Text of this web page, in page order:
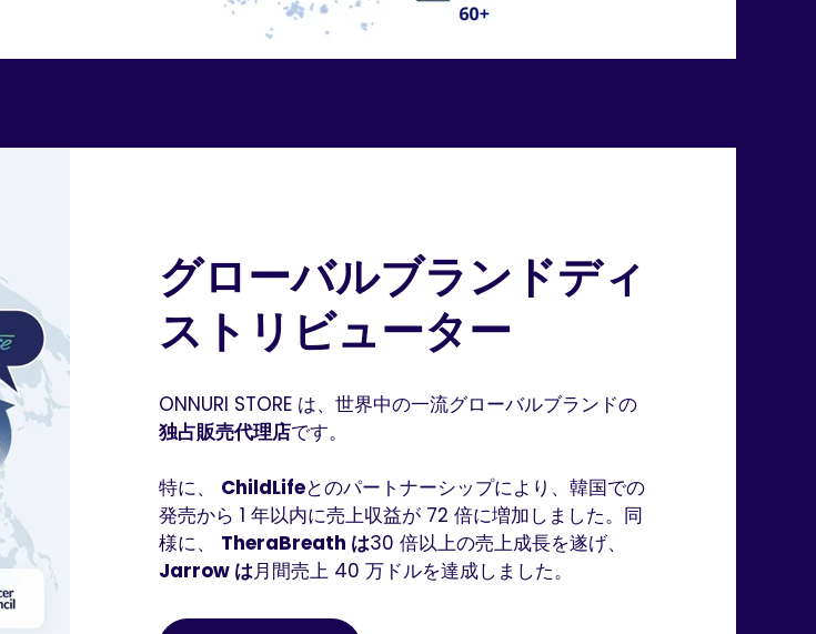
グローバルブランドディ
ストリビューター
ONNURI STORE は、世界中の一流グローバルブランドの
独占販売代理店です。
特に、 ChildLifeとのパートナーシップにより、韓国での
発売から 1 年以内に売上収益が 72 倍に増加しました。同
様に、 TheraBreath は30 倍以上の売上成長を遂げ、
Jarrow は月間売上 40 万ドルを達成しました。